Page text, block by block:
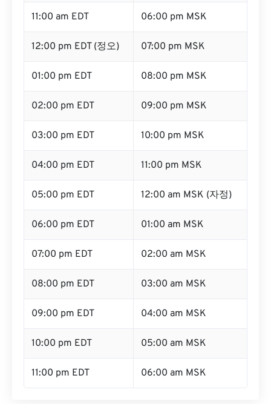
11:00 am EDT 06:00 pm MSK
12:00 pm EDT (정오) 07:00 pm MSK
01:00 pm EDT 08:00 pm MSK
02:00 pm EDT 09:00 pm MSK
03:00 pm EDT 10:00 pm MSK
04:00 pm EDT 11:00 pm MSK
05:00 pm EDT 12:00 am MSK (자정)
06:00 pm EDT 01:00 am MSK
07:00 pm EDT 02:00 am MSK
08:00 pm EDT 03:00 am MSK
09:00 pm EDT 04:00 am MSK
10:00 pm EDT 05:00 am MSK
11:00 pm EDT 06:00 am MSK